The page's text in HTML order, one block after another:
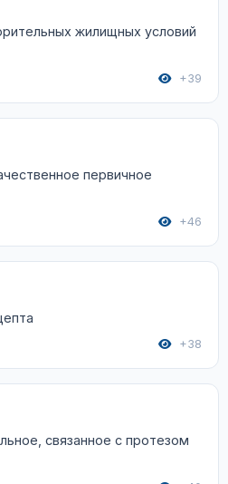
жилищных условий
+39
первичное
+46
+38
связанное с протезом